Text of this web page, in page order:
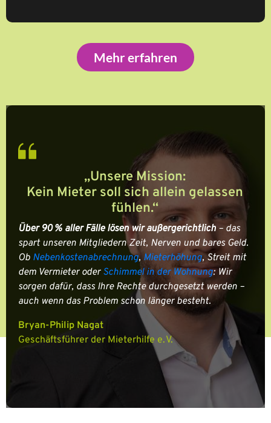
Mehr erfahren
„Unsere Mission:
Kein Mieter soll sich allein gelassen
fühlen.“
Über 90 % aller Fälle lösen wir außergerichtlich – das
spart unseren Mitgliedern Zeit, Nerven und bares Geld.
Ob Nebenkostenabrechnung, Mieterhöhung, Streit mit
dem Vermieter oder Schimmel in der Wohnung: Wir
sorgen dafür, dass Ihre Rechte durchgesetzt werden –
auch wenn das Problem schon länger besteht.
Bryan-Philip Nagat
Geschäftsführer der Mieterhilfe e. V.